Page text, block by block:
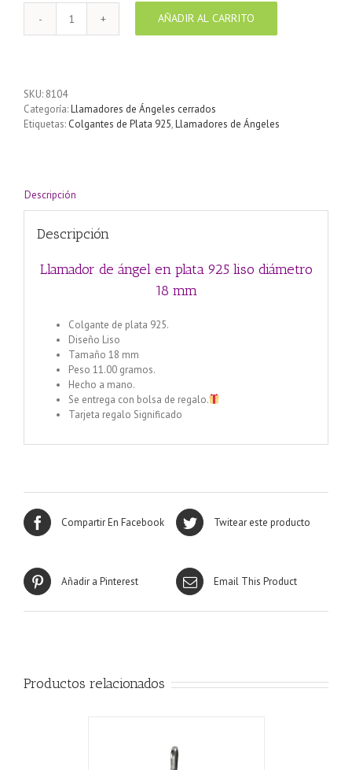
Llamador
liso
diámetro
AÑADIR AL CARRITO
SKU: 8104
Categoría:Llamadores de Ángeles cerrados
Etiquetas: Colgantes de Plata 925,Llamadores de Ángeles
Descripción
Descripción
Llamador de ángel en plata 925 liso diámetro
18 mm
Colgante de plata 925.
Diseño Liso
Tamaño 18 mm
Peso 11.00 gramos.
Hecho a mano.
Se entrega con bolsa de regalo.
Tarjeta regalo Significado
Compartir En Facebook Twitear este producto
Añadir a Pinterest Email This Product
Productos relacionados